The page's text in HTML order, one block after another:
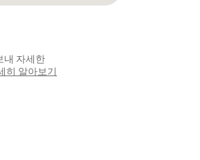
내 자세한
히 알아보기